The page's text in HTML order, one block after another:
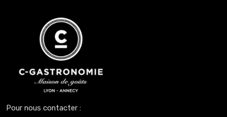
Pour nous contacter :